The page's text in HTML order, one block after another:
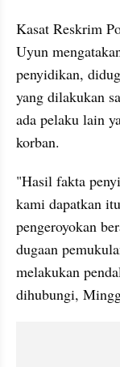
Kasat Reskrim
Uyun
penyidikan,
yang dilakukan
ada pelaku lain
korban.
"Hasil fakta
kami dapatkan
pengeroyokan
dugaan
melakukan
dihubungi,